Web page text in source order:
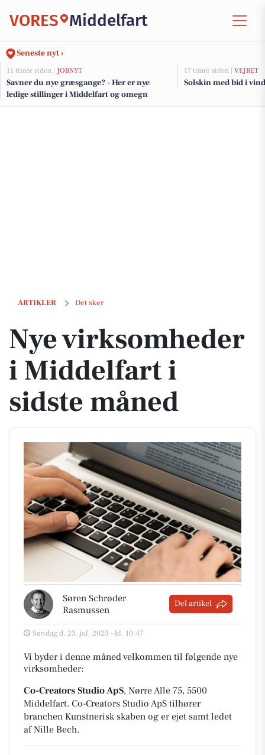
VORES Middelfart
Seneste nyt ›
11 timer siden | JOBNYT
Savner du nye græsgange? - Her er nye
ledige stillinger i Middelfart og omegn
17 timer siden | VEJRET
Solskin med bid i
ARTIKLER Det sker
Nye virksomheder i Middelfart i sidste måned
Nye virksomheder
i Middelfart i
sidste måned
Søren Schrøder
Rasmussen
Del artikel
Søndag d. 23. jul. 2023 - kl. 10:47
Vi byder i denne måned velkommen til følgende nye
virksomheder:
Co-Creators Studio ApS, Nørre Alle 75, 5500
Middelfart. Co-Creators Studio ApS tilhører
branchen Kunstnerisk skaben og er ejet samt ledet
af Nille Bech.